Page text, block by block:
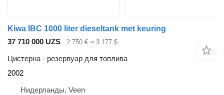
Kiwa IBC 1000 liter dieseltank met keuring
37 710 000 UZS
2 750 € ≈ 3 177 $
Цистерна - резервуар для топлива
2002
Нидерланды, Veen